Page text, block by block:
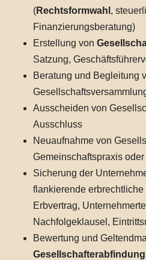
(Rechtsformwahl ,
Finanzierungsberatung)
Erstellung von
Satzung,
Beratung und Begleitung
Ausscheiden von
Ausschluss
Neuaufnahme von
Gemeinschaftspraxis
Sicherung der
flankierende
Erbvertrag,
Nachfolgeklausel,
Bewertung und
Gesellschafterabfindung